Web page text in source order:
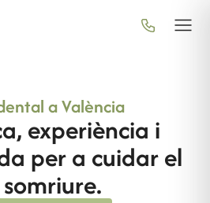
a València
experiència i
per a cuidar el